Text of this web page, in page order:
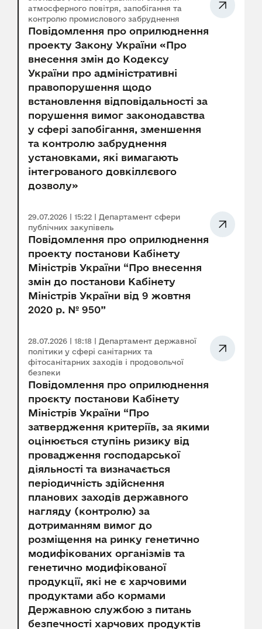
атмосферного повітря, запобігання та
контролю промислового забруднення
Повідомлення про оприлюднення
проекту Закону України «Про
внесення змін до Кодексу
України про адміністративні
правопорушення щодо
встановлення відповідальності за
порушення вимог законодавства
у сфері запобігання, зменшення
та контролю забруднення
установками, які вимагають
інтегрованого довкіллєвого
дозволу»
29.07.2026 | 15:22 | Департамент сфери
публічних закупівель
Повідомлення про оприлюднення
проекту постанови Кабінету
Міністрів України “Про внесення
змін до постанови Кабінету
Міністрів України від 9 жовтня
2020 р. № 950”
28.07.2026 | 18:18 | Департамент державної
політики у сфері санітарних та
фітосанітарних заходів і продовольчої
безпеки
Повідомлення про оприлюднення
проєкту постанови Кабінету
Міністрів України “Про
затвердження критеріїв, за якими
оцінюється ступінь ризику від
провадження господарської
діяльності та визначається
періодичність здійснення
планових заходів державного
нагляду (контролю) за
дотриманням вимог до
розміщення на ринку генетично
модифікованих організмів та
генетично модифікованої
продукції, які не є харчовими
продуктами або кормами
Державною службою з питань
безпечності харчових продуктів